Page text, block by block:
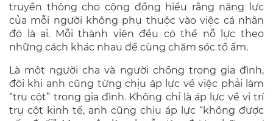
truyền thông cho cộng đồng hiểu rằng năng lực
của mỗi người không phụ thuộc vào việc cá nhân
đó là ai. Mỗi thành viên đều có thể nỗ lực theo
những cách khác nhau để cùng chăm sóc tổ ấm.
Là một người cha và người chồng trong gia đình,
đôi khi anh cũng từng chịu áp lực về việc phải làm
“trụ cột” trong gia đình. Không chỉ là áp lực về vị trí
trụ cột kinh tế, anh cũng chịu áp lực “không được